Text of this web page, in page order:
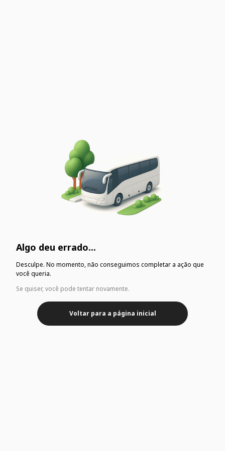
Algo deu errado...
Desculpe. No momento, não conseguimos completar a ação que
você queria.
Se quiser, você pode tentar novamente.
Voltar para a página inicial